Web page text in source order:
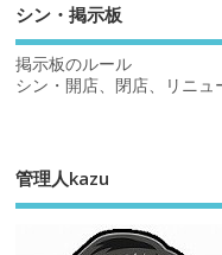
シン・掲示板
掲示板のルール
シン・開店、閉店、リニュ
管理人kazu